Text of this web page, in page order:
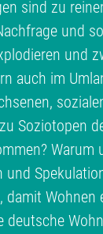
sind zu
und
und
auch im
Soziotopen
und
damit
deutsche